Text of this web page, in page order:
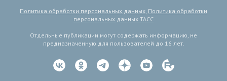
Политика обработки персональных данных, Политика обработки
персональных данных ТАСС
Отдельные публикации могут содержать информацию, не
предназначенную для пользователей до 16 лет.